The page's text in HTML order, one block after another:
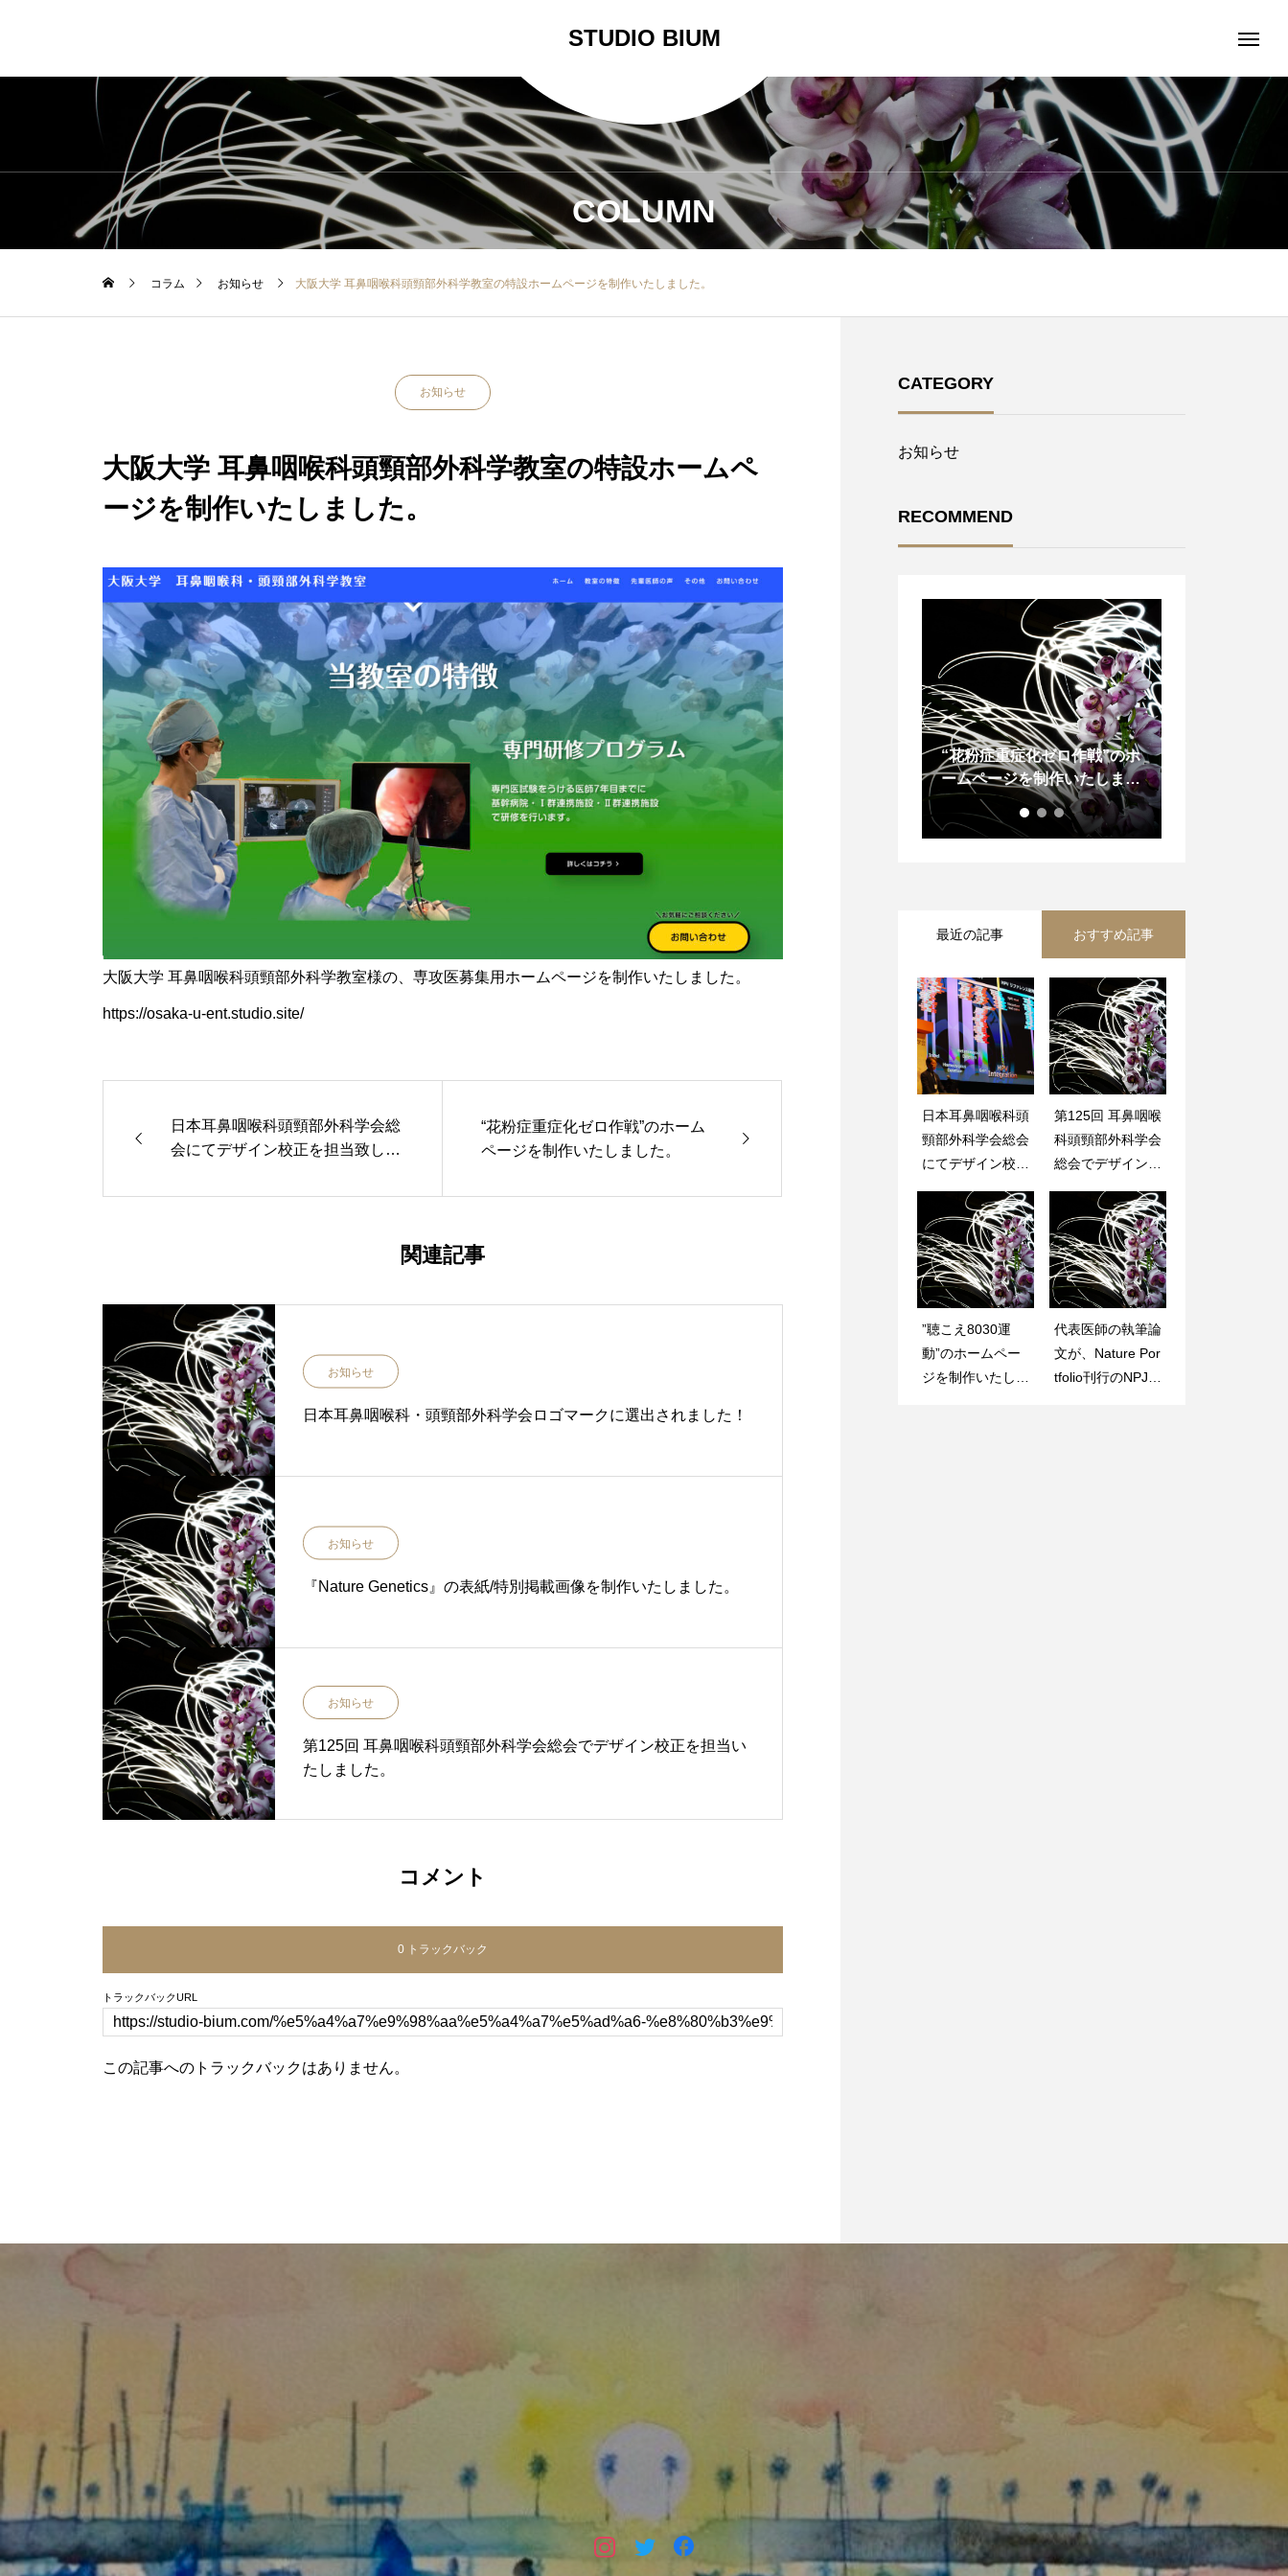
STUDIO BIUM
COLUMN
コラム お知らせ 大阪大学 耳鼻咽喉科頭頸部外科学教室の特設ホームページを制作いたしました。
お知らせ
大阪大学 耳鼻咽喉科頭頸部外科学教室の特設ホームペ
ージを制作いたしました。
大阪大学 耳鼻咽喉科頭頸部外科学教室様の、専攻医募集用ホームページを制作いたしました。
https://osaka-u-ent.studio.site/
日本耳鼻咽喉科頭頸部外科学会総
会にてデザイン校正を担当致しま
“花粉症重症化ゼロ作戦”のホーム
ページを制作いたしました。
関連記事
お知らせ
日本耳鼻咽喉科・頭頸部外科学会ロゴマークに選出されました！
お知らせ
『Nature Genetics』の表紙/特別掲載画像を制作いたしました。
お知らせ
第125回 耳鼻咽喉科頭頸部外科学会総会でデザイン校正を担当い
たしました。
コメント
0 トラックバック
トラックバックURL
この記事へのトラックバックはありません。
CATEGORY
お知らせ
RECOMMEND
日本耳鼻咽喉科・頭頸部外科
学会ロゴマークに選出されま
した！
“花粉症重症化ゼロ作戦”のホ
ームページを制作いたしまし
た。
第125回 耳鼻咽喉科頭頸部外
科学会総会でデザイン校正を
担当いたしました。
最近の記事 おすすめ記事
日本耳鼻咽喉科頭
頸部外科学会総会
にてデザイン校正
第125回 耳鼻咽喉
科頭頸部外科学会
総会でデザイン校
”聴こえ8030運
動”のホームペー
ジを制作いたしま
代表医師の執筆論
文が、Nature Por
tfolio刊行のNPJ D
”聴こえ8030運
動”のホームペー
ジを制作いたしま
代表医師の執筆論
文が、Nature Por
tfolio刊行のNPJ D
15.1)にアクセプ
トされました！
大阪大学 耳鼻咽
喉科頭頸部外科学
教室の特設ホーム
日本耳鼻咽喉科・
頭頸部外科学会ロ
ゴマークに選出さ